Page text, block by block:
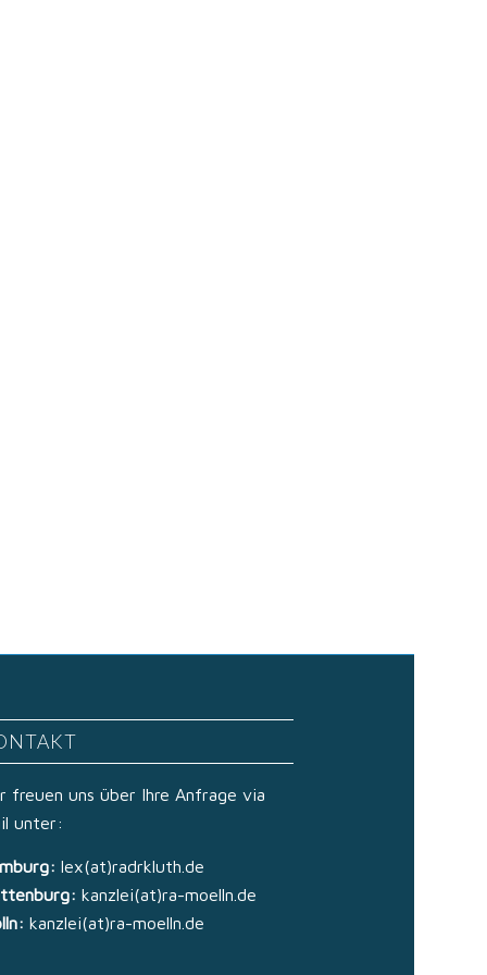
freuen uns über Ihre Anfrage via
unter:
lex(at)radrkluth.de
kanzlei(at)ra-moelln.de
kanzlei(at)ra-moelln.de